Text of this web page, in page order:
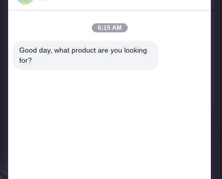
簡単なリンク
6:15 AM
Good day, what product are you looking
for?